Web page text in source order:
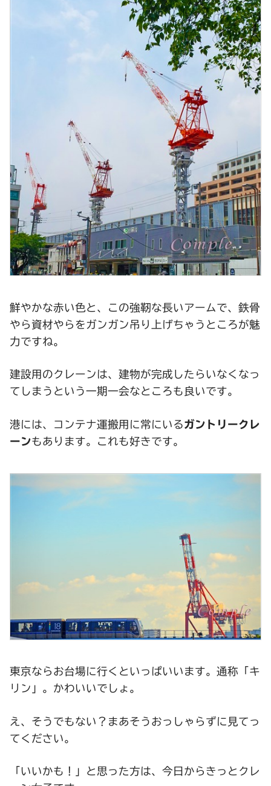
鮮やかな赤い色と、この強靭な長いアームで、鉄骨
やら資材やらをガンガン吊り上げちゃうところが魅
力ですね。
建設用のクレーンは、建物が完成したらいなくなっ
てしまうという一期一会なところも良いです。
港には、コンテナ運搬用に常にいるガントリークレ
ーンもあります。これも好きです。
東京ならお台場に行くといっぱいいます。通称「キ
リン」。かわいいでしょ。
え、そうでもない？まあそうおっしゃらずに見てっ
てください。
「いいかも！」と思った方は、今日からきっとクレ